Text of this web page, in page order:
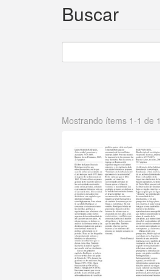
Buscar
Mostrando ítems 1-1 de 1